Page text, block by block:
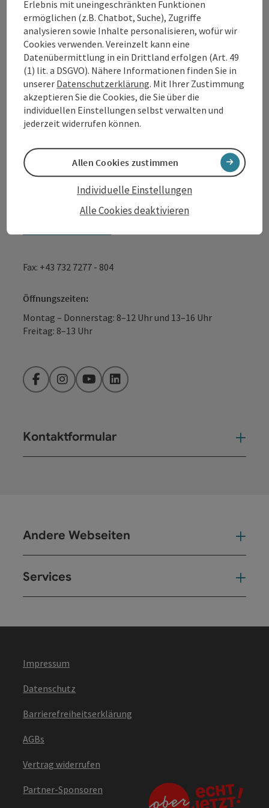
Kontakt
Tourismusverband Donauregion
Oberösterreich
WGD Donau Oberösterreich Tourismus
GmbH
4040 Linz
+43 732 7277 - 888
Fax: +43 732 7277 - 804
Öffnungszeiten:
Montag – Donnerstag: 8–12 Uhr und 13–16 Uhr
Freitag: 8–13 Uhr
FacebookInstagramYouTubeLinkedIn
Kontaktformular
Andere Webseiten
Services
Impressum
Datenschutz
Barrierefreiheitserklärung
AGBs
Vertrag widerrufen
Partner-Sponsoren
Erlebnis mit uneingeschränkten Funktionen
ermöglichen (z.B. Chatbot, Suche), Zugriffe
analysieren sowie Inhalte personalisieren, wofür wir
Cookies verwenden. Vereinzelt kann eine
Datenübermittlung in ein Drittland erfolgen (Art. 49
(1) lit. a DSGVO). Nähere Informationen finden Sie in
unserer Datenschutzerklärung. Mit Ihrer Zustimmung
akzeptieren Sie die Cookies, die Sie über die
individuellen Einstellungen selbst verwalten und
jederzeit widerrufen können.
Alle Cookies deaktivieren
Individuelle Einstellungen
Allen Cookies zustimmen